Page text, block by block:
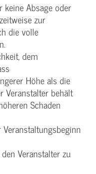
keine Absage oder
zur
die volle
dem
Höhe als die
Veranstalter behält
Schaden
Veranstalter zu